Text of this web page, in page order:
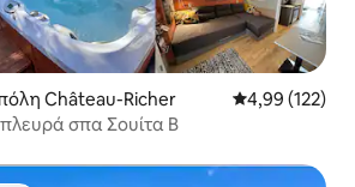
Château-Richer Μέση
4,99 (122)
σπα Σουίτα Β